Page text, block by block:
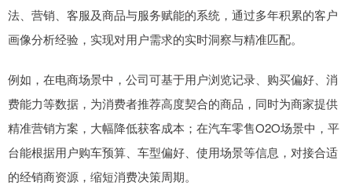
法、营销、客服及商品与服务赋能的系统，通过多年积累的客户
画像分析经验，实现对用户需求的实时洞察与精准匹配。
例如，在电商场景中，公司可基于用户浏览记录、购买偏好、消
费能力等数据，为消费者推荐高度契合的商品，同时为商家提供
精准营销方案，大幅降低获客成本；在汽车零售O2O场景中，平
台能根据用户购车预算、车型偏好、使用场景等信息，对接合适
的经销商资源，缩短消费决策周期。